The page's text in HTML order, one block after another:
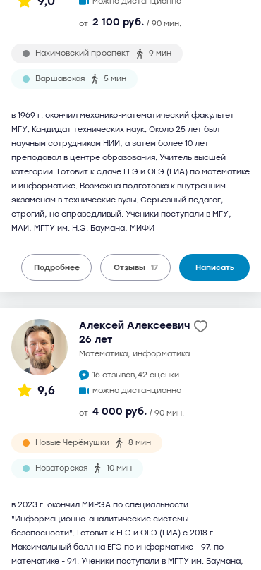
от 2 100 руб. / 90 мин.
Нахимовский проспект 9 мин
Варшавская 5 мин
в 1969 г. окончил механико-математический факультет
МГУ. Кандидат технических наук. Около 25 лет был
научным сотрудником НИИ, а затем более 10 лет
преподавал в центре образования. Учитель высшей
категории. Готовит к сдаче ЕГЭ и ОГЭ (ГИА) по математике
и информатике. Возможна подготовка к внутренним
экзаменам в технические вузы. Серьезный педагог,
строгий, но справедливый. Ученики поступали в МГУ,
МАИ, МГТУ им. Н.Э. Баумана, МИФИ
Подробнее Отзывы 17 Написать
9,6
Алексей Алексеевич
26 лет
математика, информатика
16 отзывов,42 оценки
можно дистанционно
от 4 000 руб. / 90 мин.
Новые Черёмушки 8 мин
Новаторская 10 мин
в 2023 г. окончил МИРЭА по специальности
"Информационно-аналитические системы
безопасности". Готовит к ЕГЭ и ОГЭ (ГИА) с 2018 г.
Максимальный балл на ЕГЭ по информатике - 97, по
математике - 94. Ученики поступали в МГТУ им. Баумана,